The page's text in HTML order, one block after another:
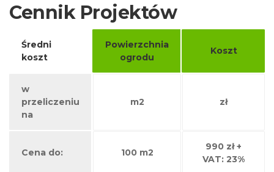
Cennik Projektów
Średni
koszt
Powierzchnia
ogrodu
Koszt
w
przeliczeniu
na
m2 zł
Cena do: 100 m2
990 zł +
VAT: 23%